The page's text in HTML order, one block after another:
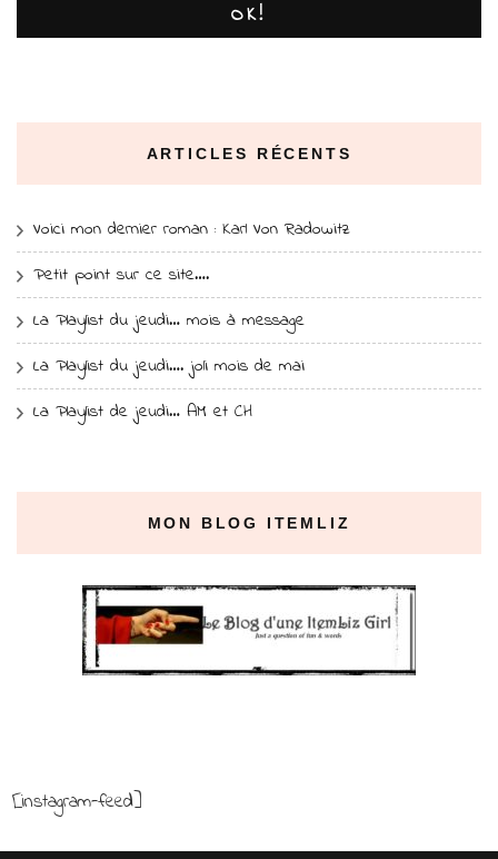
OK!
ARTICLES RÉCENTS
Voici mon dernier roman : Karl Von Radowitz
Petit point sur ce site….
La Playlist du jeudi… mois à message
La Playlist du jeudi…. joli mois de mai
La Playlist de jeudi… AM et CH
MON BLOG ITEMLIZ
[instagram-feed]